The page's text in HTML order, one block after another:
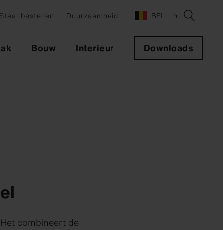
Staal bestellen Duurzaamheid BEL nl
Bouw Interieur Downloads
combineert de